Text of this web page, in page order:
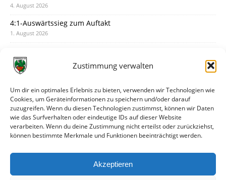
Zustimmung verwalten
Um dir ein optimales Erlebnis zu bieten, verwenden wir Technologien wie
Cookies, um Geräteinformationen zu speichern und/oder darauf
zuzugreifen. Wenn du diesen Technologien zustimmst, können wir Daten
wie das Surfverhalten oder eindeutige IDs auf dieser Website
verarbeiten. Wenn du deine Zustimmung nicht erteilst oder zurückziehst,
können bestimmte Merkmale und Funktionen beeinträchtigt werden.
Akzeptieren
4. August 2026
4:1-Auswärtssieg zum Auftakt
1. August 2026
31. Juli 2026
30. Juli 2026
Deine Spielminute: 89+1
28. Juli 2026
Neuer Rückensponsor
Neue Podcast-Folge: So tickt Björn!
27. Juli 2026